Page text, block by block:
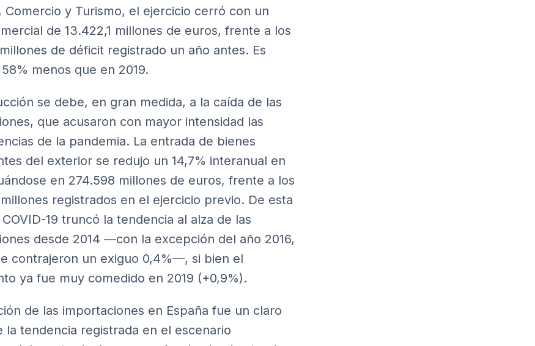
Comercio y Turismo, el ejercicio cerró con un
de 13.422,1 millones de euros, frente a los
de déficit registrado un año antes. Es
menos que en 2019.
se debe, en gran medida, a la caída de las
que acusaron con mayor intensidad las
de la pandemia. La entrada de bienes
del exterior se redujo un 14,7% interanual en
en 274.598 millones de euros, frente a los
registrados en el ejercicio previo. De esta
19 truncó la tendencia al alza de las
desde 2014 —con la excepción del año 2016,
contrajeron un exiguo 0,4%—, si bien el
ya fue muy comedido en 2019 (+0,9%).
de las importaciones en España fue un claro
la tendencia registrada en el escenario